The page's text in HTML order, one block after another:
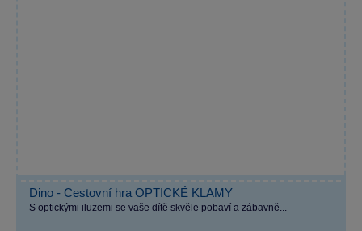
Dino - Cestovní hra OPTICKÉ KLAMY
S optickými iluzemi se vaše dítě skvěle pobaví a zábavně...